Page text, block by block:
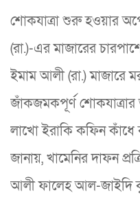
শোকযাত্রা শুরু হওয়ার
(রা.)-এর মাজারের
ইমাম আলী (রা.) মাজারে
জাঁকজমকপূর্ণ
লাখো ইরাকি কফিন
জানায়, খামেনির দাফন
আলী ফালেহ আল-জাইদি